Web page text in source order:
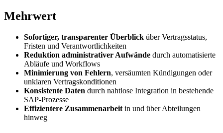
Mehrwert
Sofortiger, transparenter Überblick über Vertragsstatus,
Fristen und Verantwortlichkeiten
Reduktion administrativer Aufwände durch automatisierte
Abläufe und Workflows
Minimierung von Fehlern, versäumten Kündigungen oder
unklaren Vertragskonditionen
Konsistente Daten durch nahtlose Integration in bestehende
SAP-Prozesse
Effizientere Zusammenarbeit in und über Abteilungen
hinweg